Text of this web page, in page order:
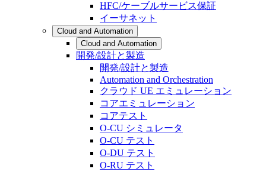
HFC/ケーブルサービス保証
イーサネット
Cloud and Automation
Cloud and Automation
開発/設計と製造
開発/設計と製造
Automation and Orchestration
クラウド UE エミュレーション
コアエミュレーション
コアテスト
O-CU シミュレータ
O-CU テスト
O-DU テスト
O-RU テスト